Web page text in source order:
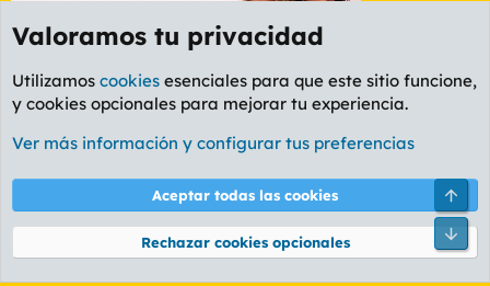
Foro General
Cookies
PL OLDSTYLE AMARILLO
Términos y reglas Política de privacidad Ayuda
Community platform by XenForo® © 2010-2026 XenForo Ltd.
Valoramos tu privacidad
Utilizamos cookies esenciales para que este sitio funcione,
y cookies opcionales para mejorar tu experiencia.
Ver más información y configurar tus preferencias
Aceptar todas las cookies
Rechazar cookies opcionales
Pie